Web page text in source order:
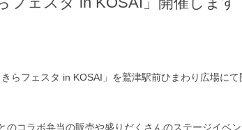
らフェスタ in KOSAI」を鷲津駅前ひまわり広場にて
のコラボ弁当の販売や盛りだくさんのステージイベン